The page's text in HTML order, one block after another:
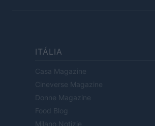
ITÁLIA
Casa Magazine
Cineverse Magazine
Donne Magazine
Food Blog
Milano Notizie